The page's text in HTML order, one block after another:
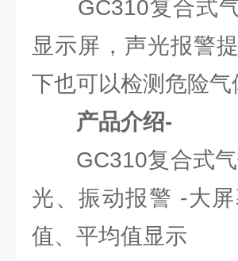
GC310复合式气
显示屏，声光报警
下也可以检测危险
产品介绍-
GC310复合式气
光、振动报警 -大
值、平均值显示